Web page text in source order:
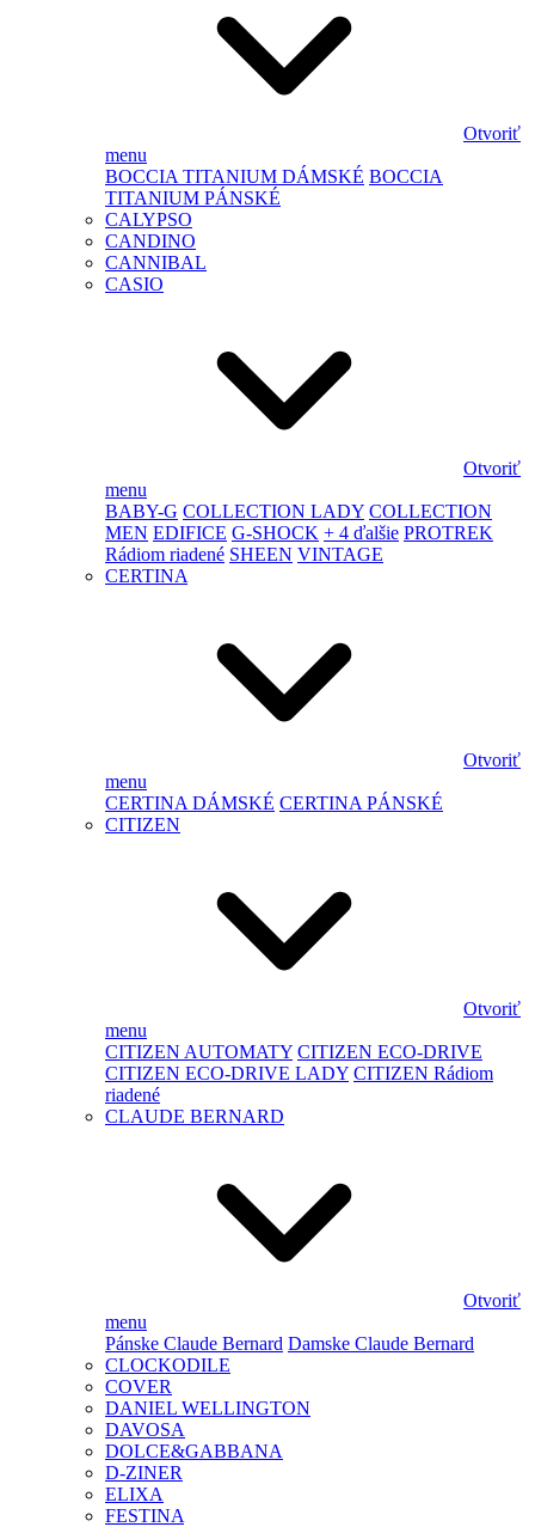
Otvoriť
menu
BOCCIA TITANIUM DÁMSKÉ BOCCIA
TITANIUM PÁNSKÉ
CALYPSO
CANDINO
CANNIBAL
CASIO
Otvoriť
menu
BABY-G COLLECTION LADY COLLECTION
MEN EDIFICE G-SHOCK + 4 ďalšie PROTREK
Rádiom riadené SHEEN VINTAGE
CERTINA
Otvoriť
menu
CERTINA DÁMSKÉ CERTINA PÁNSKÉ
CITIZEN
Otvoriť
menu
CITIZEN AUTOMATY CITIZEN ECO-DRIVE
CITIZEN ECO-DRIVE LADY CITIZEN Rádiom
riadené
CLAUDE BERNARD
Otvoriť
menu
Pánske Claude Bernard Damske Claude Bernard
CLOCKODILE
COVER
DANIEL WELLINGTON
DAVOSA
DOLCE&GABBANA
D-ZINER
ELIXA
FESTINA